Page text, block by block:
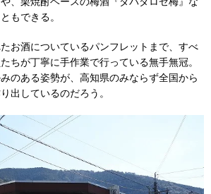
もできる。
お酒についているパンフレットまで、すべ
ちが丁寧に手作業で行っている無手無冠。
のある姿勢が、高知県のみならず全国から
出しているのだろう。